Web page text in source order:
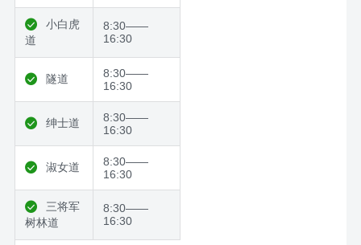
小白虎
道
8:30——
16:30
隧道
8:30——
16:30
绅士道
8:30——
16:30
淑女道
8:30——
16:30
三将军
树林道
8:30——
16:30